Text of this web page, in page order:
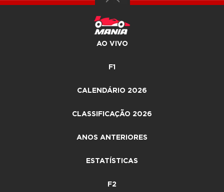
AO VIVO
F1
CALENDÁRIO 2026
CLASSIFICAÇÃO 2026
ANOS ANTERIORES
ESTATÍSTICAS
F2